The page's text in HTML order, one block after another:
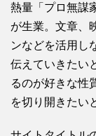
熱量「プロ無謀
が生業。文章、
ンなどを活用し
伝えていきたい
るのが好きな性
を切り開きたい